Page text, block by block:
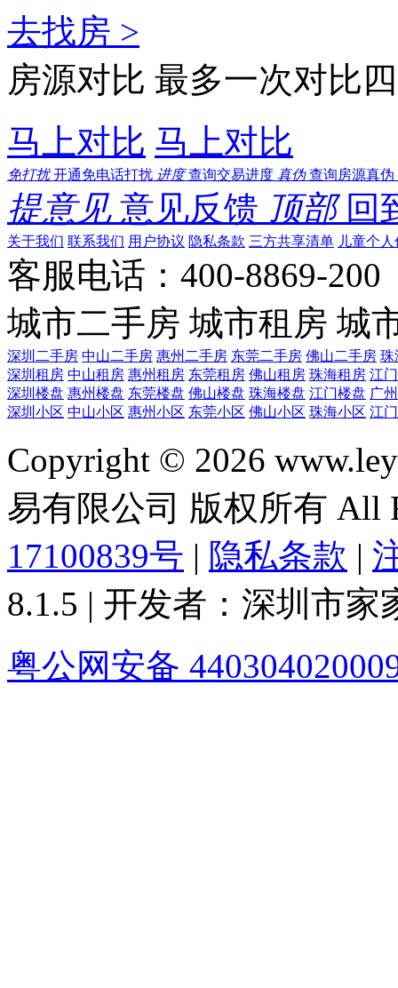
去找房 >
房源对比 最多一次对比
马上对比 马上对比
免打扰 开通免电话打扰 进度 查询交易进度 真伪 查询房源真伪
提意见 意见反馈 顶部 回
关于我们 联系我们 用户协议 隐私条款 三方共享清单 儿童个
客服电话：400-8869-200
城市二手房 城市租房 城
深圳二手房 中山二手房 惠州二手房 东莞二手房 佛山二手房 珠
深圳租房 中山租房 惠州租房 东莞租房 佛山租房 珠海租房 江
深圳楼盘 惠州楼盘 东莞楼盘 佛山楼盘 珠海楼盘 江门楼盘 广
深圳小区 中山小区 惠州小区 东莞小区 佛山小区 珠海小区 江
Copyright © 2026
易有限公司 版权所有 All
17100839号 | 隐私条款 |
8.1.5 | 开发者：深圳市
粤公网安备